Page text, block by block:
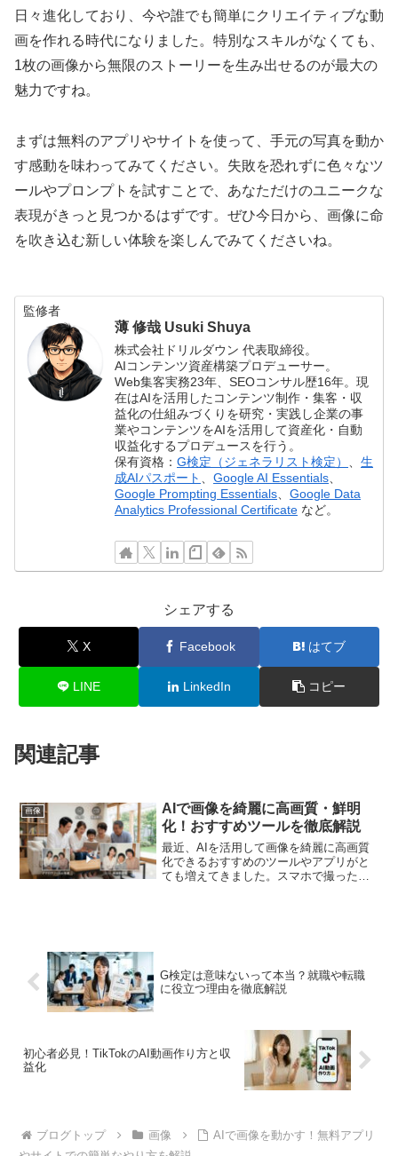
日々進化しており、今や誰でも簡単にクリエイティブな動
画を作れる時代になりました。特別なスキルがなくても、
1枚の画像から無限のストーリーを生み出せるのが最大の
魅力ですね。
まずは無料のアプリやサイトを使って、手元の写真を動か
す感動を味わってみてください。失敗を恐れずに色々なツ
ールやプロンプトを試すことで、あなただけのユニークな
表現がきっと見つかるはずです。ぜひ今日から、画像に命
を吹き込む新しい体験を楽しんでみてくださいね。
監修者
薄 修哉 Usuki Shuya
株式会社ドリルダウン 代表取締役。
AIコンテンツ資産構築プロデューサー。
Web集客実務23年、SEOコンサル歴16年。現
在はAIを活用したコンテンツ制作・集客・収
益化の仕組みづくりを研究・実践し企業の事
業やコンテンツをAIを活用して資産化・自動
収益化するプロデュースを行う。
保有資格：G検定（ジェネラリスト検定） 、生
成AIパスポート
、Google AI Essentials
Google Prompting Essentials 、Google Data
Analytics Professional Certificate など。
シェアする
X Facebook はてブ
LINE LinkedIn コピー
関連記事
画像
AIで画像を綺麗に高画質・鮮明
化！おすすめツールを徹底解説
最近、AIを活用して画像を綺麗に高画質
化できるおすすめのツールやアプリがと
ても増えてきました。スマホで撮った少
G検定は意味ないって本当？就職や転職
に役立つ理由を徹底解説
初心者必見！TikTokのAI動画作り方と収
益化
ブログトップ 画像
AIで画像を動かす！無料アプリ